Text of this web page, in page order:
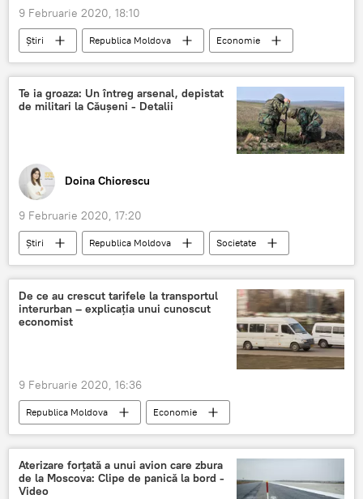
9 Februarie 2020, 18:10
Știri Republica Moldova
Economie
Podcasturi
Podcasturi
AIPA
Fondul de subvenții
agricultură
Te ia groaza: Un întreg arsenal, depistat
de militari la Căușeni - Detalii
Doina Chiorescu
9 Februarie 2020, 17:20
Știri Republica Moldova
Societate
militari
bombe
Causeni
arsenal
De ce au crescut tarifele la transportul
interurban – explicația unui cunoscut
economist
9 Februarie 2020, 16:36
Republica Moldova
Economie
Societate
tarife majorate
transport
economist
Aterizare forțată a unui avion care zbura
de la Moscova: Clipe de panică la bord -
Video